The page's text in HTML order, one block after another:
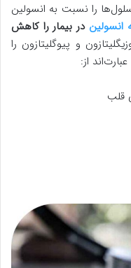
را نسبت به انسولین
انسولین در بیمار را کاهش
و پیوگلیتازون را
از:
قلب